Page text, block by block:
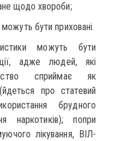
щодо хвороби;
бути приховані.
можуть бути
адже людей, які
сприймає як
про статевий
брудного
наркотиків); попри
лікування, ВІЛ-